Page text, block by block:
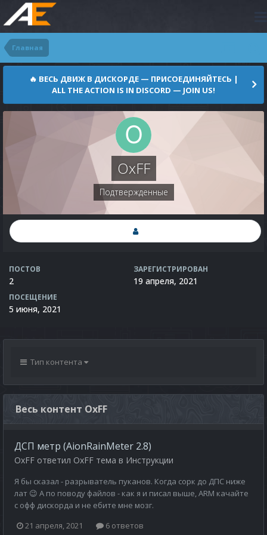
Главная
🔥 ВЕСЬ ДВИЖ В ДИСКОРДЕ — ПРИСОЕДИНЯЙТЕСЬ |
ALL THE ACTION IS IN DISCORD — JOIN US!
OxFF
Подтвержденные
ПОСТОВ
2
ЗАРЕГИСТРИРОВАН
19 апреля, 2021
ПОСЕЩЕНИЕ
5 июня, 2021
Тип контента
Весь контент OxFF
ДСП метр (AionRainMeter 2.8)
OxFF ответил OxFF тема в Инструкции
Я бы сказал - разрыватель пуканов. Когда сорк до ДПС ниже
лат 😉 А по поводу файлов - как я и писал выше, ARM качайте
с офф дискорда и не ебите мне мозг.
21 апреля, 2021
6 ответов